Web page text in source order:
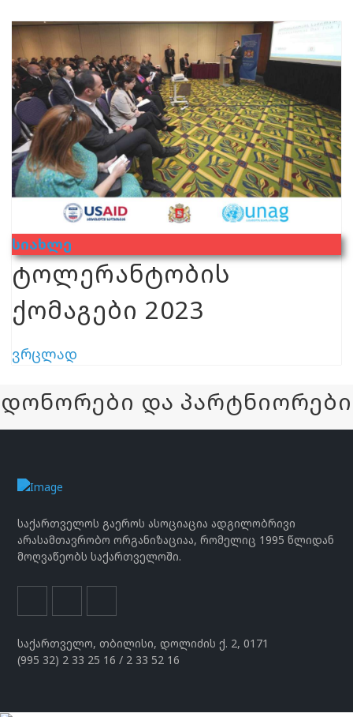
Სიახლე
ტოლერანტობის
ქომაგები 2023
ვრცლად
დონორები და პარტნიორები
საქართველოს გაეროს ასოციაცია ადგილობრივი
არასამთავრობო ორგანიზაციაა, რომელიც 1995 წლიდან
მოღვაწეობს საქართველოში.
საქართველო, თბილისი, დოლიძის ქ. 2, 0171
(995 32) 2 33 25 16 / 2 33 52 16